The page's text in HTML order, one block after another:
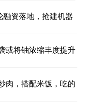
资落地，抢建机器
或将铀浓缩丰度提升
肉，搭配米饭，吃的